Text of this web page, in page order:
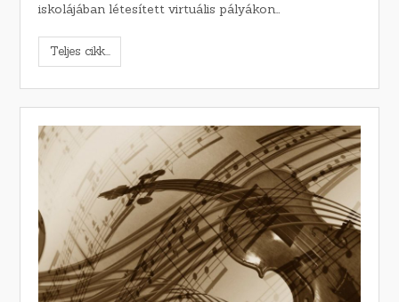
iskolájában létesített virtuális pályákon…
Teljes cikk...